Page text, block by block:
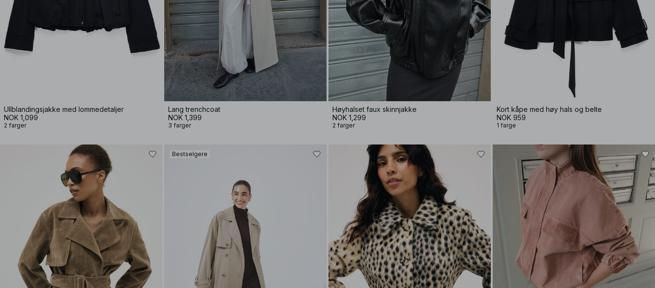
Ullblandingsjakke med lommedetaljer
NOK 1,099
2 farger
Lang trenchcoat
NOK 1,399
3 farger
Høyhalset faux skinnjakke
NOK 1,299
2 farger
Kort kåpe med høy hals og belte
NOK 959
1 farge
Bestselgere